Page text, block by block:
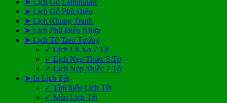
➤ Lịch Gỗ Lamininate
➤ Lịch Gỗ Phù Điêu
➤ Lịch Khung Tranh
➤ Lịch Phù Điêu Nhựa
➤ Lịch Tờ Treo Tường
✓ Lịch Lò Xo 7 Tờ
✓ Lịch Nẹp Thiếc 5 Tờ
✓ Lịch Nẹp Thiếc 7 Tờ
➤ In Lịch Tết
✓ Tìm hiểu Lịch Tết
✓ Mẫu Lịch Tết